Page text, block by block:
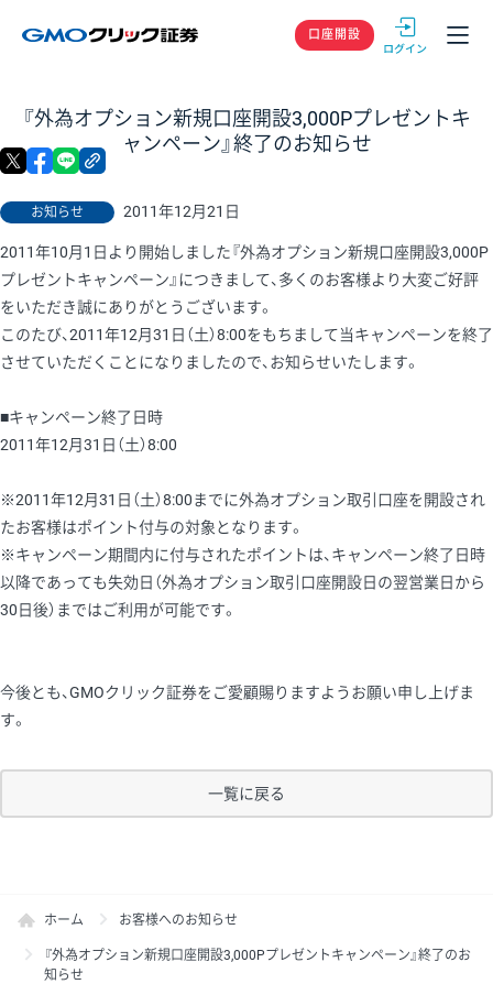
GMOクリック
口座開設
『外為オプション新規口座開設3,000Pプレゼントキ
ャンペーン』終了のお知らせ
お知らせ 2011年12月21日
X facebook
2011年10月1日より開始しました『外為オプション新規口座開設3,000P
プレゼントキャンペーン』につきまして、多くのお客様より大変ご好評
をいただき誠にありがとうございます。
このたび、2011年12月31日（土）8:00をもちまして当キャンペーンを終了
させていただくことになりましたので、お知らせいたします。
■キャンペーン終了日時
2011年12月31日（土）8:00
※2011年12月31日（土）8:00までに外為オプション取引口座を開設され
たお客様はポイント付与の対象となります。
※キャンペーン期間内に付与されたポイントは、キャンペーン終了日時
以降であっても失効日（外為オプション取引口座開設日の翌営業日から
30日後）まではご利用が可能です。
今後とも、GMOクリック証券をご愛顧賜りますようお願い申し上げま
す。
一覧に戻る
ホーム お客様へのお知らせ
『外為オプション新規口座開設3,000Pプレゼントキャンペーン』終了のお
知らせ